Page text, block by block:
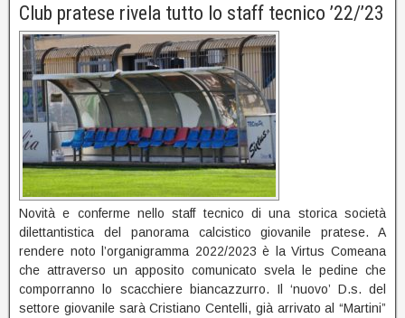
Club pratese rivela tutto lo staff tecnico ’22/’23
Novità e conferme nello staff tecnico di una storica società
dilettantistica del panorama calcistico giovanile pratese. A
rendere noto l’organigramma 2022/2023 è la Virtus Comeana
che attraverso un apposito comunicato svela le pedine che
comporranno lo scacchiere biancazzurro. Il ‘nuovo’ D.s. del
settore giovanile sarà Cristiano Centelli, già arrivato al “Martini”